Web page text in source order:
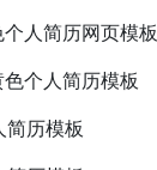
个人简历网页模板
色个人简历模板
简历模板